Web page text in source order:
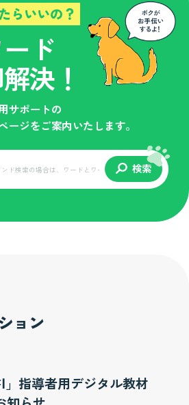
らいいの？
ド
決！
サポートの
ージをご案内いたします。
検索
ョン
」指導者用デジタル教材